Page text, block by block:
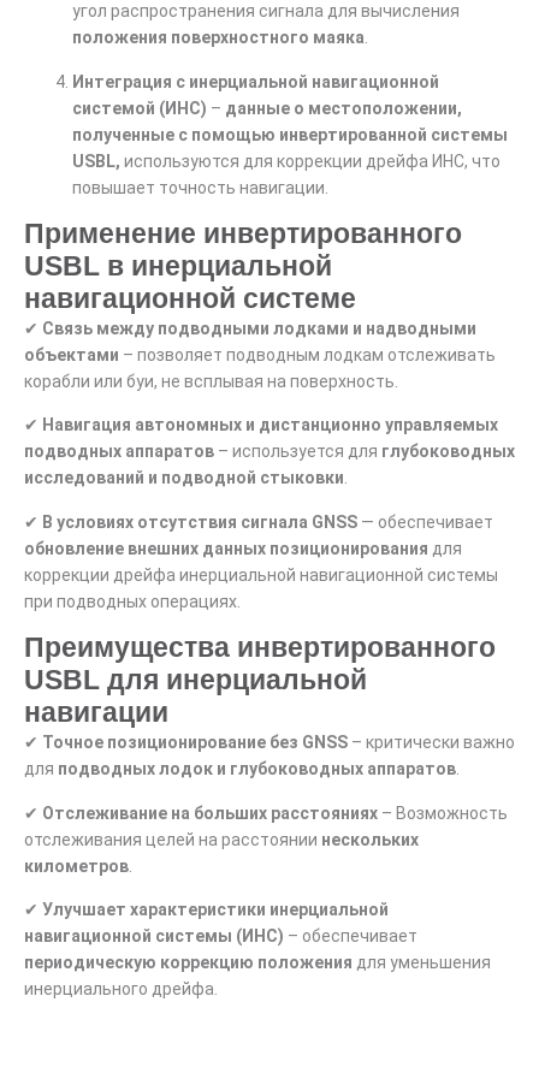
угол распространения сигнала для вычисления
положения поверхностного маяка
Интеграция с инерциальной навигационной
системой (ИНС) – данные о местоположении,
полученные с помощью инвертированной системы
USBL, используются для коррекции дрейфа ИНС, что
повышает точность навигации.
Применение инвертированного
USBL в инерциальной
навигационной системе
✔ Связь между подводными лодками и надводными
объектами – позволяет подводным лодкам отслеживать
корабли или буи, не всплывая на поверхность.
✔ Навигация автономных и дистанционно управляемых
подводных аппаратов – используется для глубоководных
исследований и подводной стыковки.
✔ В условиях отсутствия сигнала GNSS — обеспечивает
обновление внешних данных позиционирования для
коррекции дрейфа инерциальной навигационной системы
при подводных операциях.
Преимущества инвертированного
USBL для инерциальной
навигации
✔ Точное позиционирование без GNSS – критически важно
для подводных лодок и глубоководных аппаратов
✔ Отслеживание на больших расстояниях – Возможность
отслеживания целей на расстоянии нескольких
километров
✔ Улучшает характеристики инерциальной
навигационной системы (ИНС) – обеспечивает
периодическую коррекцию положения для уменьшения
инерциального дрейфа.